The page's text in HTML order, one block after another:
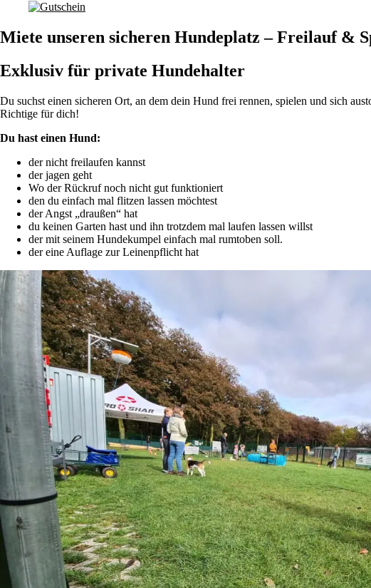
Miete unseren sicheren Hundeplatz – Freilauf &
Exklusiv für private Hundehalter
Du suchst einen sicheren Ort, an dem dein Hund frei rennen, spielen und sich
Richtige für dich!
Du hast einen Hund:
der nicht freilaufen kannst
der jagen geht
Wo der Rückruf noch nicht gut funktioniert
den du einfach mal flitzen lassen möchtest
der Angst „draußen“ hat
du keinen Garten hast und ihn trotzdem mal laufen lassen willst
der mit seinem Hundekumpel einfach mal rumtoben soll.
der eine Auflage zur Leinenpflicht hat